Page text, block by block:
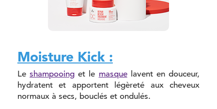
Moisture Kick :
Leshampooing et le masquelavent en douceur,
hydratent et apportent légèreté aux cheveux
normaux à secs, bouclés et ondulés.